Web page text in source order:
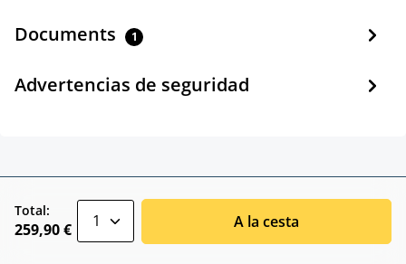
Documents 1
Advertencias de seguridad
Total:
259,90 € A la cesta